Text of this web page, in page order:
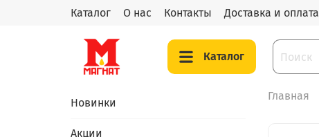
Каталог О нас Контакты Доставка и оплата
Каталог
Главная
Новинки
Акции